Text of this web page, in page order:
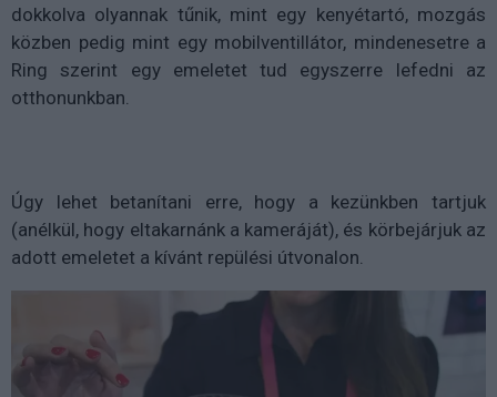
dokkolva olyannak tűnik, mint egy kenyétartó, mozgás
közben pedig mint egy mobilventillátor, mindenesetre a
Ring szerint egy emeletet tud egyszerre lefedni az
otthonunkban.
Úgy lehet betanítani erre, hogy a kezünkben tartjuk
(anélkül, hogy eltakarnánk a kameráját), és körbejárjuk az
adott emeletet a kívánt repülési útvonalon.